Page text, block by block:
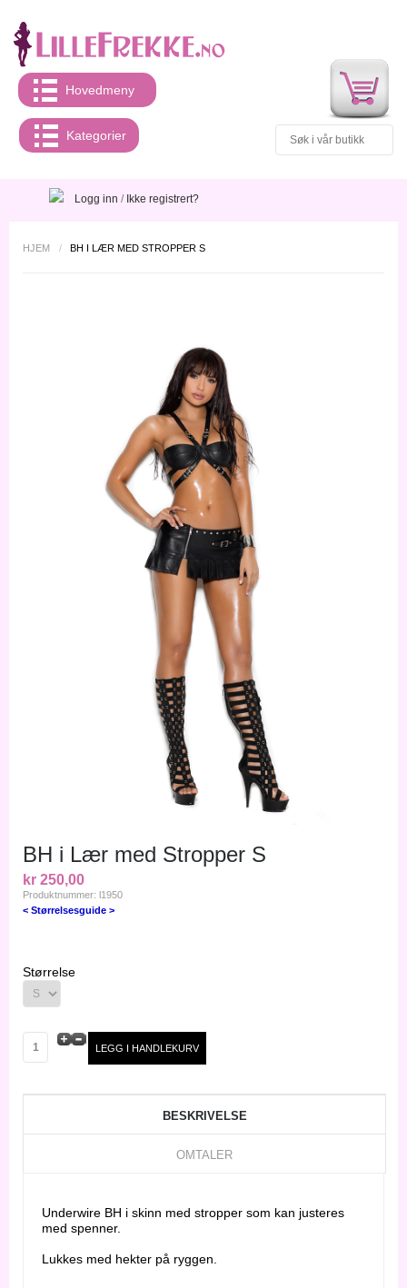
Hovedmeny
Kategorier
Logg inn / Ikke registrert?
HJEM / BH I LÆR MED STROPPER S
BH i Lær med Stropper S
kr 250,00
Produktnummer: l1950
< Størrelsesguide >
Størrelse
BESKRIVELSE
OMTALER
Underwire BH i skinn med stropper som kan justeres
med spenner.
Lukkes med hekter på ryggen.